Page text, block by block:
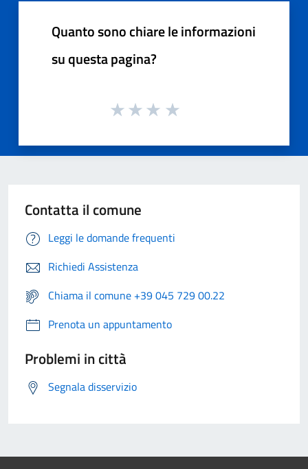
Quanto sono chiare le informazioni
su questa pagina?
Contatta il comune
Leggi le domande frequenti
Richiedi Assistenza
Chiama il comune +39 045 729 00.22
Prenota un appuntamento
Problemi in città
Segnala disservizio